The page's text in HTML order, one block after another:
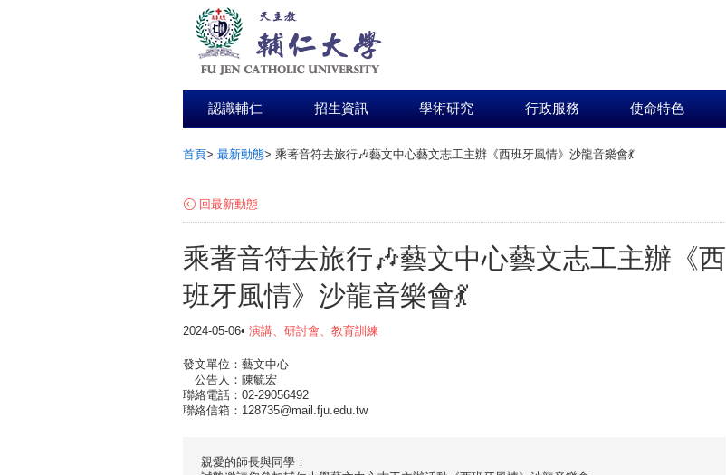
認識輔仁 招生資訊 學術研究 行政服務 使命特色
首頁> 最新動態> 乘著音符去旅行🎶藝文中心藝文志工主辦《西班牙風情》沙龍音樂會💃
回最新動態
乘著音符去旅行🎶藝文中心藝文志工主辦《西
班牙風情》沙龍音樂會💃
2024-05-06• 演講、研討會、教育訓練
發文單位：藝文中心
公告人：陳毓宏
聯絡電話：02-29056492
聯絡信箱：128735@mail.fju.edu.tw
親愛的師長與同學：